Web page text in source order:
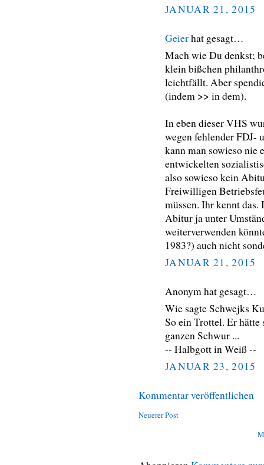
JANUAR 21, 2015
Geierhat gesagt…
Mach wie Du denkst;
klein bißchen
leichtfällt. Aber
(indem >> in dem).
In eben dieser VHS
wegen fehlender FDJ-
kann man sowieso
entwickelten
also sowieso kein
Freiwilligen
müssen. Ihr kennt das.
Abitur ja unter
weiterverwenden
1983?) auch nicht
JANUAR 21, 2015
Anonym hat gesagt…
Wie sagte Schwejks
So ein Trottel. Er hätte
ganzen Schwur ...
-- Halbgott in Weiß --
JANUAR 23, 2015
Kommentar veröffentlichen
Neuerer Post